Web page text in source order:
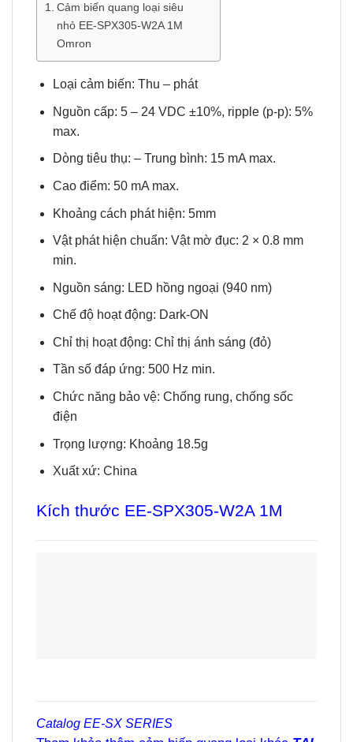
Cảm biến quang loại siêu
nhỏ EE-SPX305-W2A 1M
Omron
Loại cảm biến: Thu – phát
Nguồn cấp: 5 – 24 VDC ±10%, ripple (p-p): 5%
max.
Dòng tiêu thụ: – Trung bình: 15 mA max.
Cao điểm: 50 mA max.
Khoảng cách phát hiện: 5mm
Vật phát hiện chuẩn: Vật mờ đục: 2 × 0.8 mm
min.
Nguồn sáng: LED hồng ngoại (940 nm)
Chế độ hoạt động: Dark-ON
Chỉ thị hoạt động: Chỉ thị ánh sáng (đỏ)
Tần số đáp ứng: 500 Hz min.
Chức năng bảo vệ: Chống rung, chống sốc
điện
Trọng lượng: Khoảng 18.5g
Xuất xứ: China
Kích thước EE-SPX305-W2A 1M
Catalog EE-SX SERIES